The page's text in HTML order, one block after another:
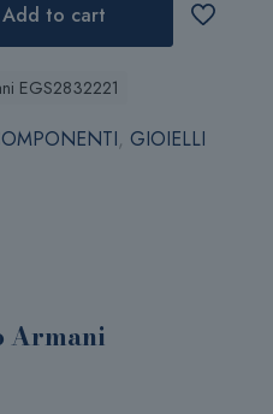
Add to cart
EGS2832221
, GIOIELLI
Armani